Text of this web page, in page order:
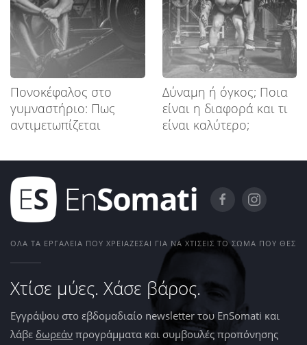
Πονοκέφαλος στο
γυμναστήριο: Πως
αντιμετωπίζεται
Δύναμη ή όγκος; Ποια
είναι η διαφορά και τι
είναι καλύτερο;
ΌΛΑ ΤΑ ΕΡΓΑΛΕΊΑ ΠΟΥ ΧΡΕΙΆΖΕΣΑΙ ΓΙΑ ΝΑ ΧΤΊΣΕΙΣ ΤΟ ΣΏΜΑ ΠΟΥ ΘΕΣ
Χτίσε μύες. Χάσε βάρος.
Εγγράψου στο εβδομαδιαίο newsletter του EnSomati και
λάβε δωρεάν προγράμματα και συμβουλές προπόνησης